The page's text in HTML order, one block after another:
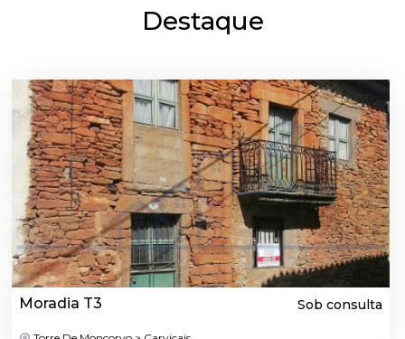
Destaque
Moradia T3 Sob consulta